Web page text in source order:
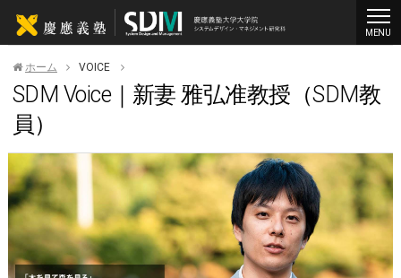
ホーム VOICE
SDM Voice｜新妻 雅弘准教授（SDM教
員）
MENU